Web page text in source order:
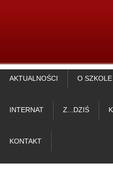
AKTUALNOŚCI O SZKOLE
INTERNAT Z...DZIŚ
KONTAKT